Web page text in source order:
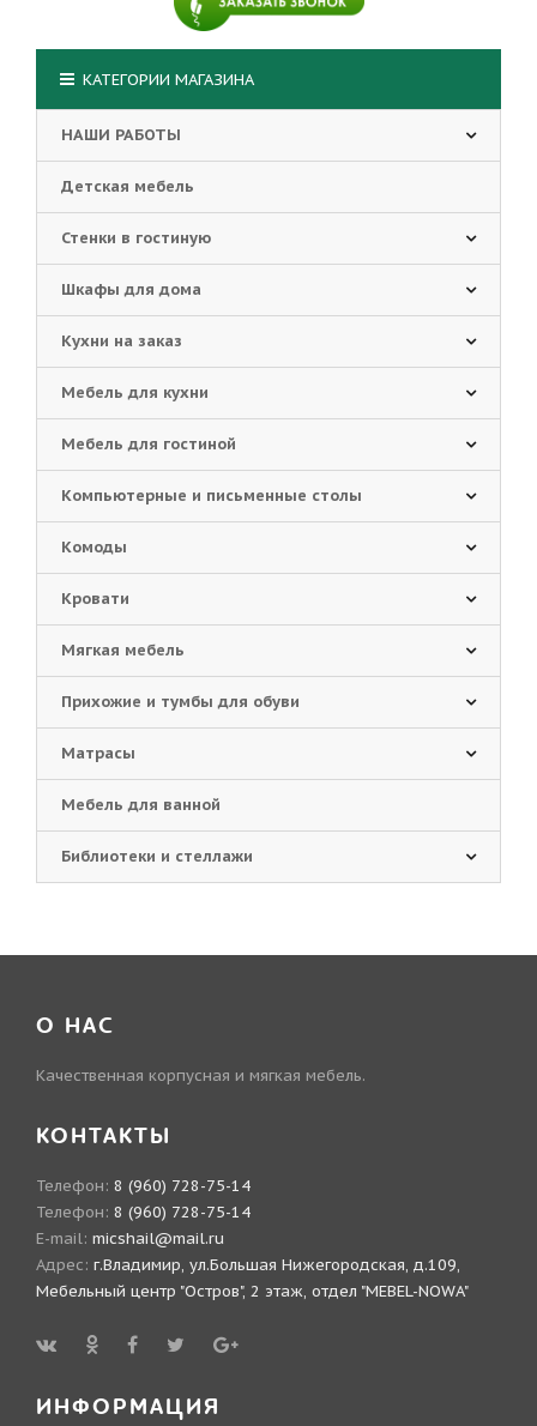
КАТЕГОРИИ МАГАЗИНА
НАШИ РАБОТЫ
Детская мебель
Стенки в гостиную
Шкафы для дома
Кухни на заказ
Мебель для кухни
Мебель для гостиной
Компьютерные и письменные столы
Комоды
Кровати
Мягкая мебель
Прихожие и тумбы для обуви
Матрасы
Мебель для ванной
Библиотеки и стеллажи
О НАС
Качественная корпусная и мягкая мебель.
КОНТАКТЫ
Телефон: 8 (960) 728-75-14
Телефон: 8 (960) 728-75-14
E-mail: micshail@mail.ru
Адрес: г.Владимир, ул.Большая Нижегородская, д.109,
Мебельный центр "Остров", 2 этаж, отдел "MEBEL-NOWA"
ИНФОРМАЦИЯ